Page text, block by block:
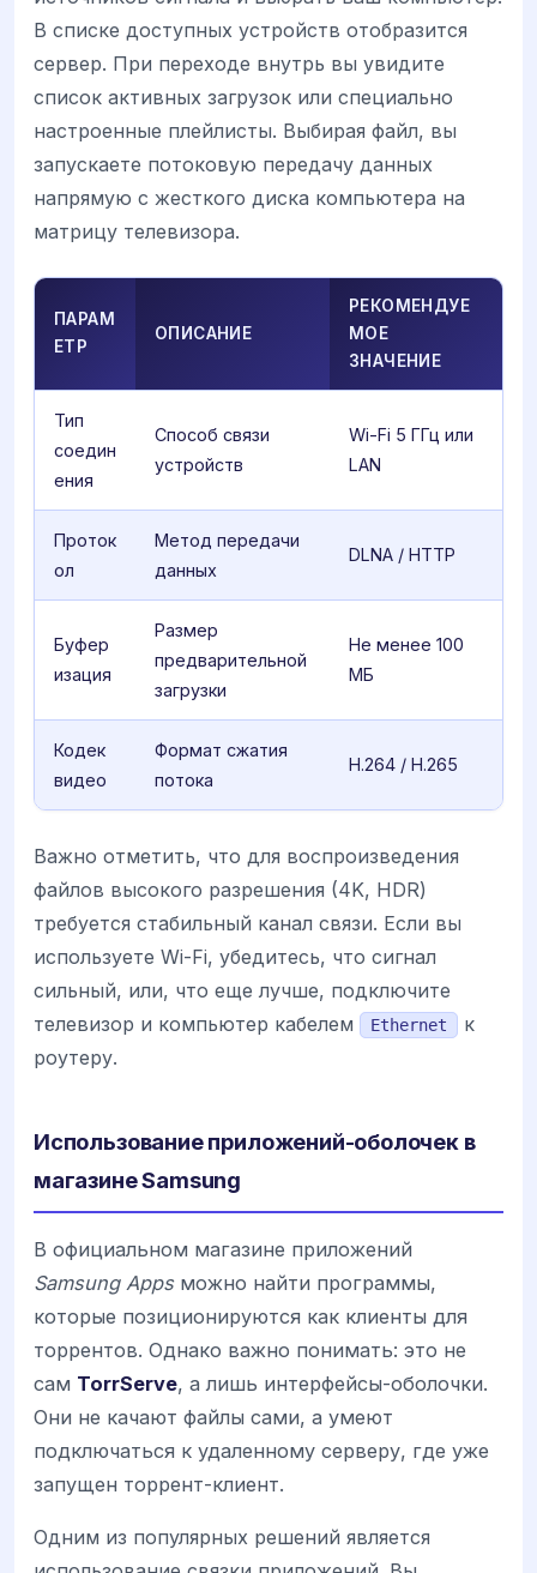
В списке доступных устройств отобразится
сервер. При переходе внутрь вы увидите
список активных загрузок или специально
настроенные плейлисты. Выбирая файл, вы
запускаете потоковую передачу данных
напрямую с жесткого диска компьютера на
матрицу телевизора.
ПАРАМ
ЕТР
ОПИСАНИЕ
РЕКОМЕНДУЕ
МОЕ
ЗНАЧЕНИЕ
Тип
соедин
ения
Способ связи
устройств
Wi-Fi 5 ГГц или
LAN
Проток
ол
Метод передачи
данных
DLNA / HTTP
Буфер
изация
Размер
предварительной
загрузки
Не менее 100
МБ
Кодек
видео
Формат сжатия
потока
H.264 / H.265
Важно отметить, что для воспроизведения
файлов высокого разрешения (4K, HDR)
требуется стабильный канал связи. Если вы
используете Wi-Fi, убедитесь, что сигнал
сильный, или, что еще лучше, подключите
телевизор и компьютер кабелем
Ethernet
к
роутеру.
Использование приложений-оболочек в
магазине Samsung
В официальном магазине приложений
Samsung Appsможно найти программы,
которые позиционируются как клиенты для
торрентов. Однако важно понимать: это не
сам TorrServe, а лишь интерфейсы-оболочки.
Они не качают файлы сами, а умеют
подключаться к удаленному серверу, где уже
запущен торрент-клиент.
Одним из популярных решений является